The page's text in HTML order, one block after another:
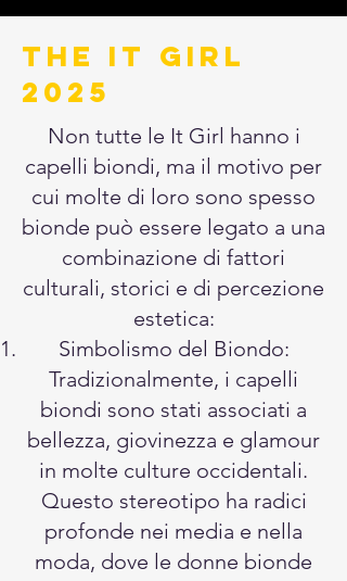
THE IT GIRL
2025
Non tutte le It Girl hanno i
capelli biondi, ma il motivo per
cui molte di loro sono spesso
bionde può essere legato a una
combinazione di fattori
culturali, storici e di percezione
estetica:
Simbolismo del Biondo:
Tradizionalmente, i capelli
biondi sono stati associati a
bellezza, giovinezza e glamour
in molte culture occidentali.
Questo stereotipo ha radici
profonde nei media e nella
moda, dove le donne bionde